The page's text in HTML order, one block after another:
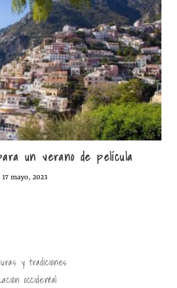
un verano de película
17 mayo, 2023
y tradiciones
occidental